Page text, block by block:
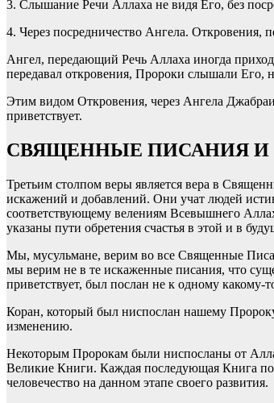
3. Слышание Речи Аллаха не видя Его, без
4. Через посредничество Ангела. Откровения,
Ангел, передающий Речь Аллаха иногда
передавал откровения, Пророки слышали Его,
Этим видом Откровения, через Ангела
приветствует.
СВЯЩЕННЫЕ ПИСАНИЯ И
Третьим столпом веры является вера в
искажений и добавлений. Они учат людей
соответствующему велениям Всевышнего
указаны пути обретения счастья в этой и в
Мы, мусульмане, верим во все Священные
мы верим не в те искаженные писания, что
приветствует, был послан не к одному
Коран, который был ниспослан нашему
изменению.
Некоторым Пророкам были ниспосланы от
Великие Книги. Каждая последующая Книга
человечество на данном этапе своего развития.